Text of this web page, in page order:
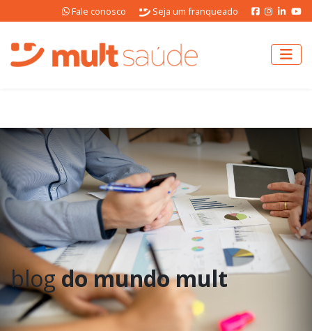
Fale conosco Seja um franqueado
blogdo mundo mult